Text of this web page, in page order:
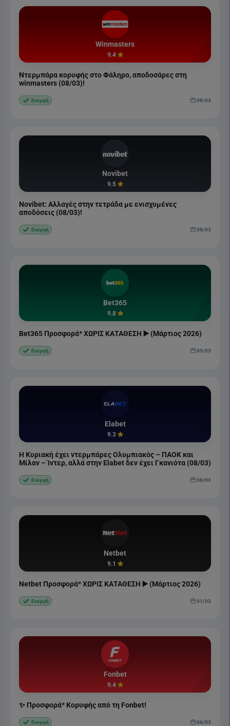
Winmasters
9.4
Ντερμπάρα κορυφής στο Φάληρο, αποδοσάρες στη
winmasters (08/03)!
Ενεργή 08/03
Novibet
9.5
Novibet: Αλλαγές στην τετράδα με ενισχυμένες
αποδόσεις (08/03)!
Ενεργή 08/03
Bet365
9.8
Bet365 Προσφορά* ΧΩΡΙΣ ΚΑΤΑΘΕΣΗ ▶️ (Μάρτιος 2026)
Ενεργή 05/03
Elabet
9.3
Η Κυριακή έχει ντερμπάρες Ολυμπιακός – ΠΑΟΚ και
Μίλαν – Ίντερ, αλλά στην Elabet δεν έχει Γκανιότα (08/03)
Ενεργή 08/03
Netbet
9.1
Netbet Προσφορά* ΧΩΡΙΣ ΚΑΤΑΘΕΣΗ ▶️ (Μάρτιος 2026)
Ενεργή 01/03
Fonbet
9.4
✨ Προσφορά* Κορυφής από τη Fonbet!
Ενεργή 06/03